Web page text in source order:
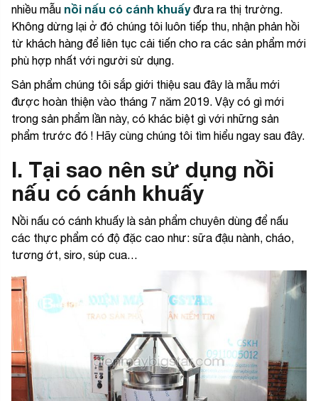
nhiều mẫu nồi nấu có cánh khuấyđưa ra thị trường.
Không dừng lại ở đó chúng tôi luôn tiếp thu, nhận phản hồi
từ khách hàng để liên tục cải tiến cho ra các sản phẩm mới
phù hợp nhất với người sử dụng.
Sản phẩm chúng tôi sắp giới thiệu sau đây là mẫu mới
được hoàn thiện vào tháng 7 năm 2019. Vậy có gì mới
trong sản phẩm lần này, có khác biệt gì với những sản
phẩm trước đó ! Hãy cùng chúng tôi tìm hiểu ngay sau đây.
I. Tại sao nên sử dụng nồi
nấu có cánh khuấy
Nồi nấu có cánh khuấy là sản phẩm chuyên dùng để nấu
các thực phẩm có độ đặc cao như: sữa đậu nành, cháo,
tương ớt, siro, súp cua…